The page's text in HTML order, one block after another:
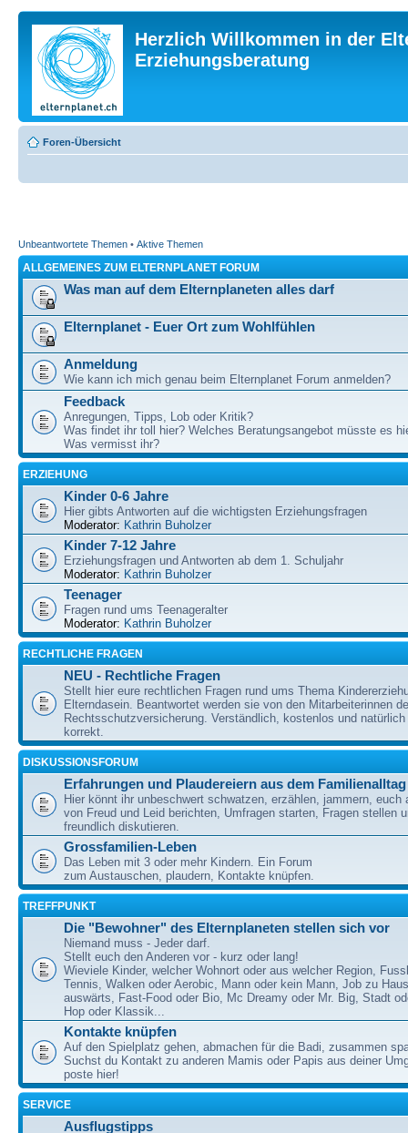
Herzlich Willkommen in der
Erziehungsberatung
Foren-Übersicht
Unbeantwortete Themen • Aktive Themen
ALLGEMEINES ZUM ELTERNPLANET FORUM
Was man auf dem Elternplaneten alles darf
Elternplanet - Euer Ort zum Wohlfühlen
Anmeldung
Wie kann ich mich genau beim Elternplanet Forum anmelden?
Feedback
Anregungen, Tipps, Lob oder Kritik?
Was findet ihr toll hier? Welches Beratungsangebot müsste es
Was vermisst ihr?
ERZIEHUNG
Kinder 0-6 Jahre
Hier gibts Antworten auf die wichtigsten Erziehungsfragen
Moderator: Kathrin Buholzer
Kinder 7-12 Jahre
Erziehungsfragen und Antworten ab dem 1. Schuljahr
Moderator: Kathrin Buholzer
Teenager
Fragen rund ums Teenageralter
Moderator: Kathrin Buholzer
RECHTLICHE FRAGEN
NEU - Rechtliche Fragen
Stellt hier eure rechtlichen Fragen rund ums Thema
Elterndasein. Beantwortet werden sie von den Mitarbeiterinnen
Rechtsschutzversicherung. Verständlich, kostenlos und
korrekt.
DISKUSSIONSFORUM
Erfahrungen und Plaudereiern aus dem Familienalltag
Hier könnt ihr unbeschwert schwatzen, erzählen, jammern, euch
von Freud und Leid berichten, Umfragen starten, Fragen stellen
freundlich diskutieren.
Grossfamilien-Leben
Das Leben mit 3 oder mehr Kindern. Ein Forum
zum Austauschen, plaudern, Kontakte knüpfen.
TREFFPUNKT
Die "Bewohner" des Elternplaneten stellen sich vor
Niemand muss - Jeder darf.
Stellt euch den Anderen vor - kurz oder lang!
Wieviele Kinder, welcher Wohnort oder aus welcher Region,
Tennis, Walken oder Aerobic, Mann oder kein Mann, Job zu
auswärts, Fast-Food oder Bio, Mc Dreamy oder Mr. Big, Stadt
Hop oder Klassik...
Kontakte knüpfen
Auf den Spielplatz gehen, abmachen für die Badi, zusammen
Suchst du Kontakt zu anderen Mamis oder Papis aus deiner
poste hier!
SERVICE
Ausflugstipps